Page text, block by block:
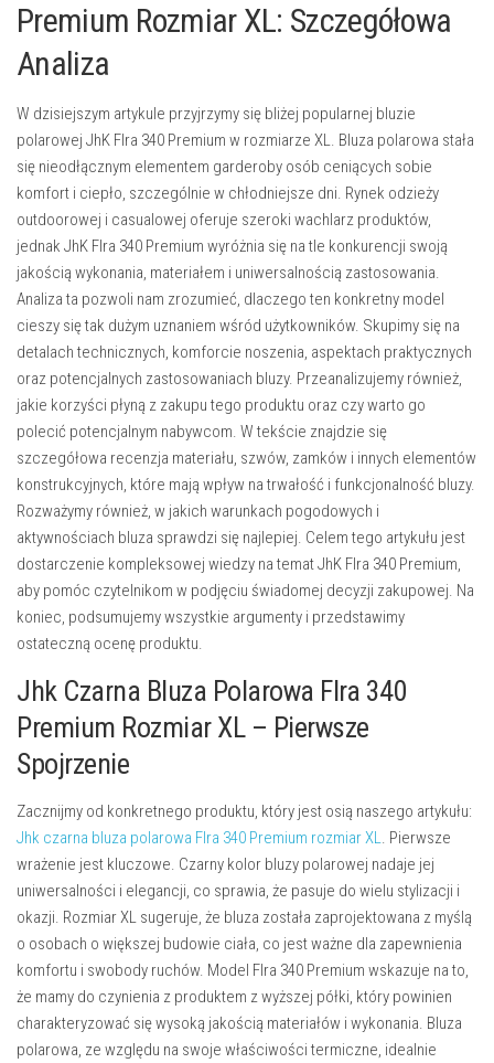
Premium Rozmiar XL: Szczegółowa
Analiza
W dzisiejszym artykule przyjrzymy się bliżej popularnej bluzie
polarowej JhK Flra 340 Premium w rozmiarze XL. Bluza polarowa stała
się nieodłącznym elementem garderoby osób ceniących sobie
komfort i ciepło, szczególnie w chłodniejsze dni. Rynek odzieży
outdoorowej i casualowej oferuje szeroki wachlarz produktów,
jednak JhK Flra 340 Premium wyróżnia się na tle konkurencji swoją
jakością wykonania, materiałem i uniwersalnością zastosowania.
Analiza ta pozwoli nam zrozumieć, dlaczego ten konkretny model
cieszy się tak dużym uznaniem wśród użytkowników. Skupimy się na
detalach technicznych, komforcie noszenia, aspektach praktycznych
oraz potencjalnych zastosowaniach bluzy. Przeanalizujemy również,
jakie korzyści płyną z zakupu tego produktu oraz czy warto go
polecić potencjalnym nabywcom. W tekście znajdzie się
szczegółowa recenzja materiału, szwów, zamków i innych elementów
konstrukcyjnych, które mają wpływ na trwałość i funkcjonalność bluzy.
Rozważymy również, w jakich warunkach pogodowych i
aktywnościach bluza sprawdzi się najlepiej. Celem tego artykułu jest
dostarczenie kompleksowej wiedzy na temat JhK Flra 340 Premium,
aby pomóc czytelnikom w podjęciu świadomej decyzji zakupowej. Na
koniec, podsumujemy wszystkie argumenty i przedstawimy
ostateczną ocenę produktu.
Jhk Czarna Bluza Polarowa Flra 340
Premium Rozmiar XL – Pierwsze
Spojrzenie
Zacznijmy od konkretnego produktu, który jest osią naszego artykułu:
Jhk czarna bluza polarowa Flra 340 Premium rozmiar XL. Pierwsze
wrażenie jest kluczowe. Czarny kolor bluzy polarowej nadaje jej
uniwersalności i elegancji, co sprawia, że pasuje do wielu stylizacji i
okazji. Rozmiar XL sugeruje, że bluza została zaprojektowana z myślą
o osobach o większej budowie ciała, co jest ważne dla zapewnienia
komfortu i swobody ruchów. Model Flra 340 Premium wskazuje na to,
że mamy do czynienia z produktem z wyższej półki, który powinien
charakteryzować się wysoką jakością materiałów i wykonania. Bluza
polarowa, ze względu na swoje właściwości termiczne, idealnie